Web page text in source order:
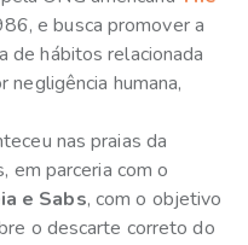
e busca promover a
de hábitos relacionada
humana,
nas praias da
em parceria com o
e Sabs, com o objetivo
o descarte correto do